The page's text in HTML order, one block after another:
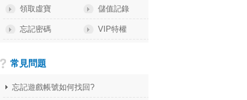
領取虛寶 儲值記錄
忘記密碼 VIP特權
常見問題
忘記遊戲帳號如何找回?